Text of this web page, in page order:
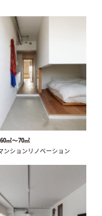
60㎡〜70㎡
ンションリノベーション